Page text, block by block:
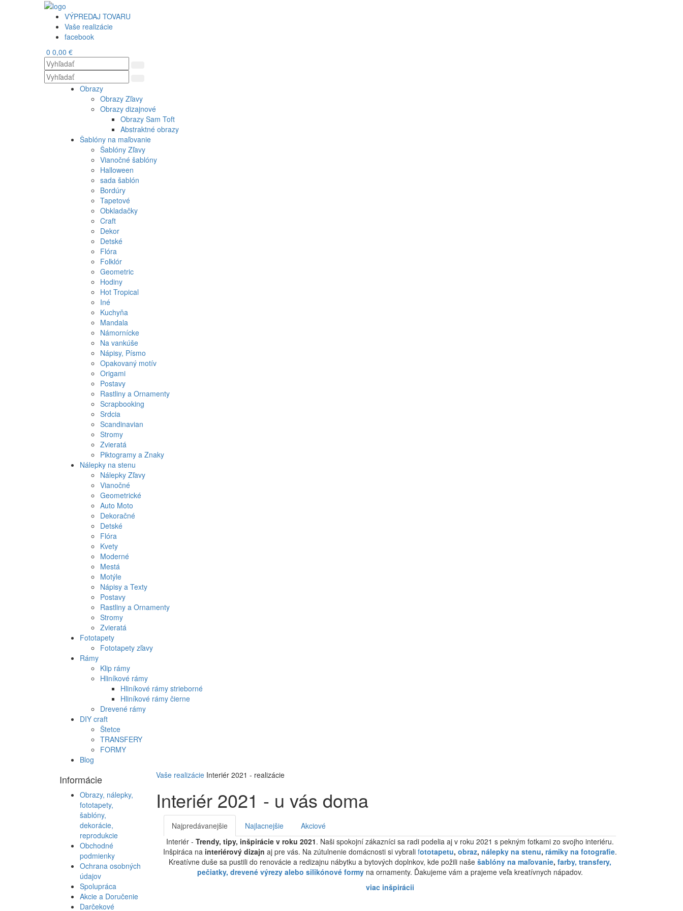
VÝPREDAJ TOVARU
Vaše realizácie
facebook
0 0,00 €
Obrazy
Obrazy Zľavy
Obrazy dizajnové
Obrazy Sam Toft
Abstraktné obrazy
Šablóny na maľovanie
Šablóny Zľavy
Vianočné šablóny
Halloween
sada šablón
Bordúry
Tapetové
Obkladačky
Craft
Dekor
Detské
Flóra
Folklór
Geometric
Hodiny
Hot Tropical
Iné
Kuchyňa
Mandala
Námornícke
Na vankúše
Nápisy, Písmo
Opakovaný motív
Origami
Postavy
Rastliny a Ornamenty
Scrapbooking
Srdcia
Scandinavian
Stromy
Zvieratá
Piktogramy a Znaky
Nálepky na stenu
Nálepky Zľavy
Vianočné
Geometrické
Auto Moto
Dekoračné
Detské
Flóra
Kvety
Moderné
Mestá
Motýle
Nápisy a Texty
Postavy
Rastliny a Ornamenty
Stromy
Zvieratá
Fototapety
Fototapety zľavy
Rámy
Klip rámy
Hliníkové rámy
Hliníkové rámy strieborné
Hliníkové rámy čierne
Drevené rámy
DIY craft
Štetce
TRANSFERY
FORMY
Blog
Informácie
Obrazy, nálepky,
fototapety,
šablóny,
dekorácie,
reprodukcie
Obchodné
podmienky
Ochrana osobných
údajov
Spolupráca
Akcie a Doručenie
Darčekové
Vaše realizácie Interiér 2021 - realizácie
Interiér 2021 - u vás doma
Najpredávanejšie Najlacnejšie
Akciové
Interiér - Trendy, tipy, inšpirácie v roku 2021. Naši spokojní zákazníci sa radi podelia aj v roku 2021 s pekným fotkami zo svojho interiéru.
Inšpiráca na interiérový dizajn aj pre vás. Na zútulnenie domácnosti si vybrali fototapetu, obraz, nálepky na stenu, rámiky na fotografie.
Kreatívne duše sa pustili do renovácie a redizajnu nábytku a bytových doplnkov, kde požili naše šablóny na maľovanie, farby, transfery,
pečiatky, drevené výrezy alebo silikónové formy na ornamenty. Ďakujeme vám a prajeme veľa kreatívnych nápadov.
viac inšpirácii